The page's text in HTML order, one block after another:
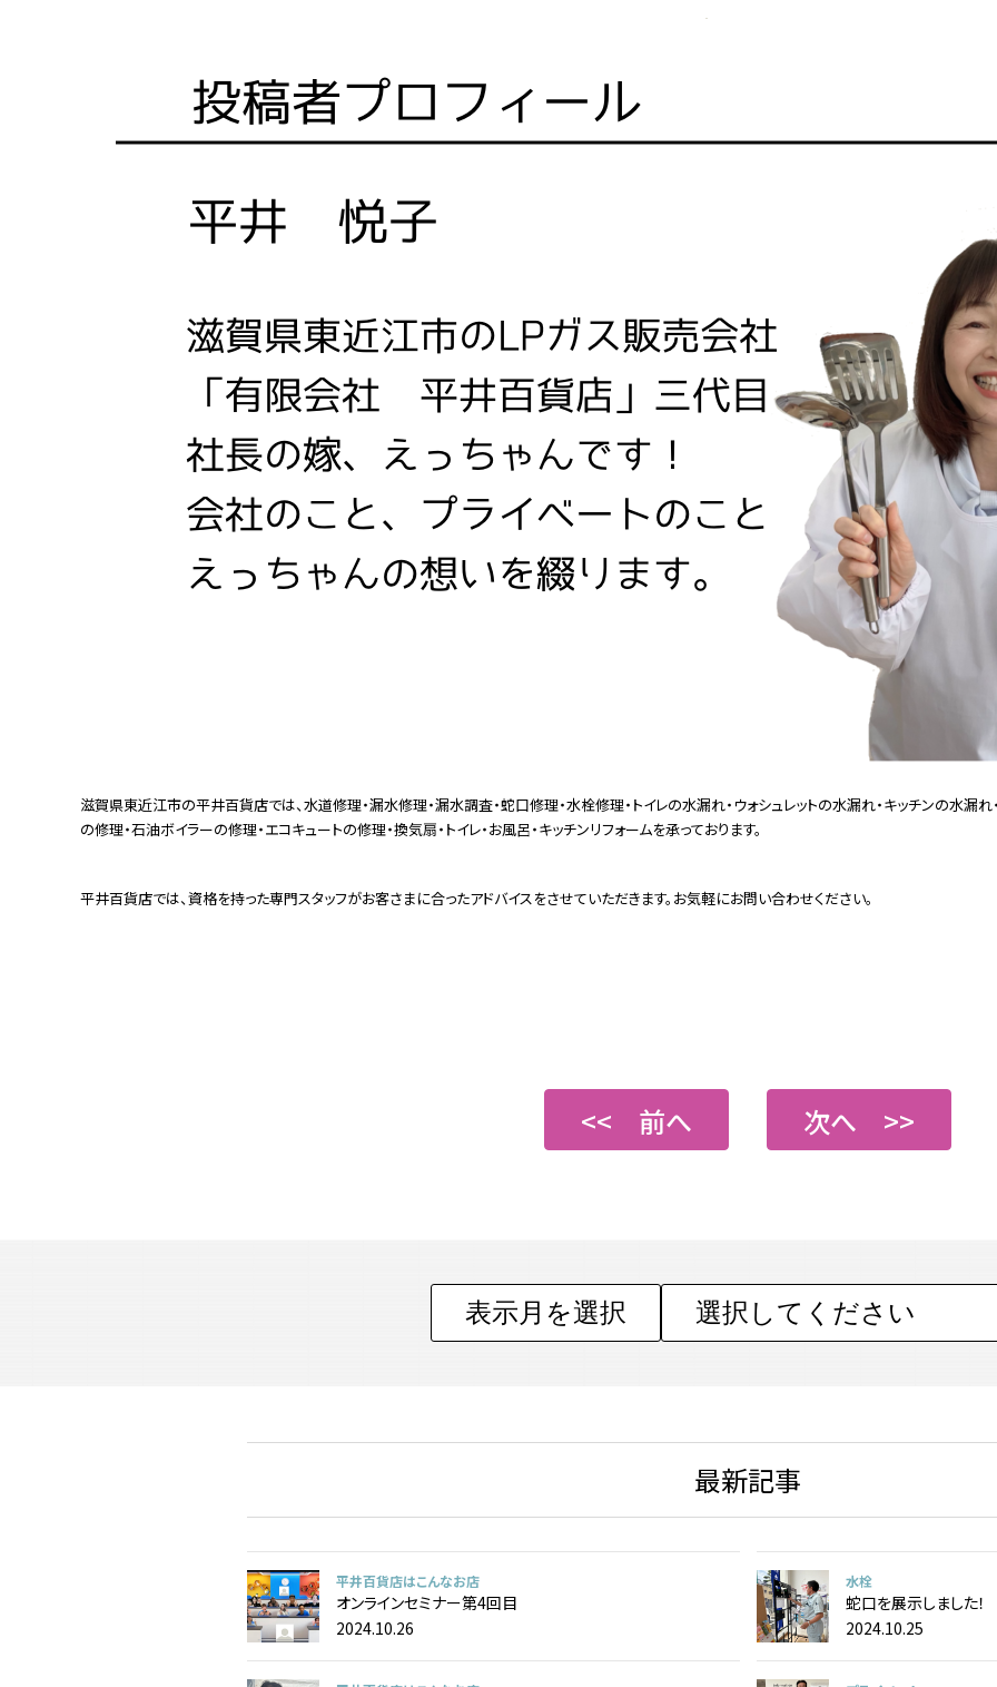
滋賀県東近江市の平井百貨店では、水道修理・漏水修理・漏水調査・蛇口修理・水栓修理・トイレの水漏れ・ウォシュレットの水漏れ・キッチンの水漏
の修理・石油ボイラーの修理・エコキュートの修理・換気扇・トイレ・お風呂・キッチンリフォームを承っております。
平井百貨店では、資格を持った専門スタッフがお客さまに合ったアドバイスをさせていただきます。お気軽にお問い合わせください。
<< 前へ 次へ >>
最新記事
平井百貨店はこんなお店
オンラインセミナー第4回目
2024.10.26
水栓
蛇口を展示しました！
2024.10.25